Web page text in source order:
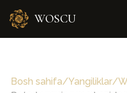
WOSCU
Bosh sahifa/Yangiliklar/